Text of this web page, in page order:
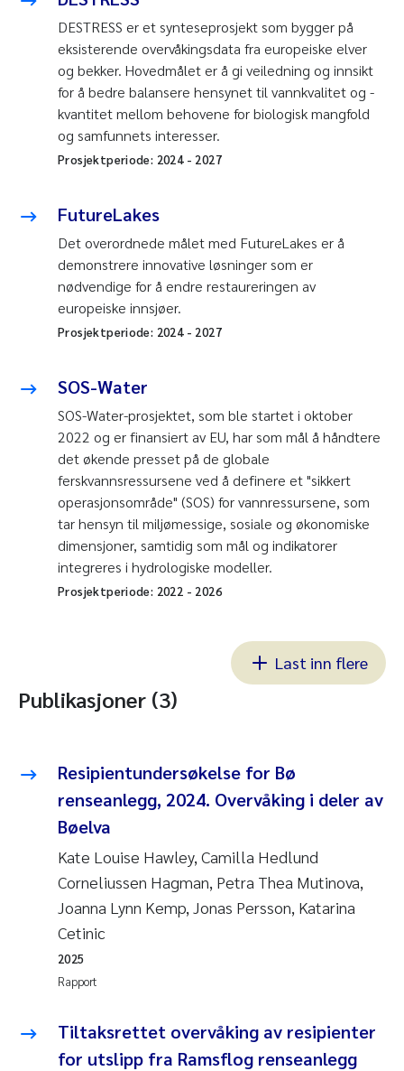
DESTRESS er et synteseprosjekt som bygger på
eksisterende overvåkingsdata fra europeiske elver
og bekker. Hovedmålet er å gi veiledning og innsikt
for å bedre balansere hensynet til vannkvalitet og -
kvantitet mellom behovene for biologisk mangfold
og samfunnets interesser.
Prosjektperiode: 2024- 2027
FutureLakes
Det overordnede målet med FutureLakes er å
demonstrere innovative løsninger som er
nødvendige for å endre restaureringen av
europeiske innsjøer.
Prosjektperiode: 2024- 2027
SOS-Water
SOS-Water-prosjektet, som ble startet i oktober
2022 og er finansiert av EU, har som mål å håndtere
det økende presset på de globale
ferskvannsressursene ved å definere et "sikkert
operasjonsområde" (SOS) for vannressursene, som
tar hensyn til miljømessige, sosiale og økonomiske
dimensjoner, samtidig som mål og indikatorer
integreres i hydrologiske modeller.
Prosjektperiode: 2022 - 2026
Last inn flere
Publikasjoner (3)
Resipientundersøkelse for Bø
renseanlegg, 2024. Overvåking i deler av
Bøelva
Kate Louise Hawley, Camilla Hedlund
Corneliussen Hagman, Petra Thea Mutinova,
Joanna Lynn Kemp, Jonas Persson, Katarina
Cetinic
Rapport
2025
Tiltaksrettet overvåking av resipienter
for utslipp fra Ramsflog renseanlegg